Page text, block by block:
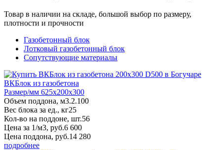
Товар в наличии на складе, большой выбор по размеру,
плотности и прочности
Газобетонный блок
Лотковый газобетонный блок
Сопутствующие материалы
ВКБлок из газобетона
Размер/мм 625x200x300
Объем поддона, м3.2.100
Вес блока за ед., кг25
Кол-во на поддоне, шт.56
Цена за 1/м3, руб.6 600
Цена поддона, руб.14 280
подробнее